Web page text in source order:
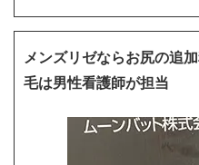
メンズリゼならお尻の追
毛は男性看護師が担当